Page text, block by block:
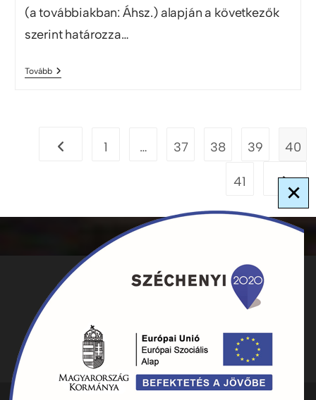
(a továbbiakban: Áhsz.) alapján a következők
szerint határozza…
Tovább
1 … 37 38 39 40
41 ×